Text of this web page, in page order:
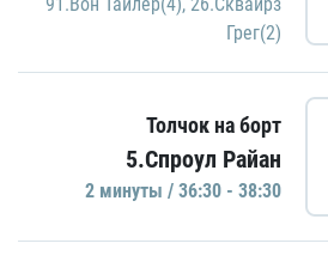
Грег(2)
Толчок на борт
5.Спроул Райан
2 минуты / 36:30 - 38:30